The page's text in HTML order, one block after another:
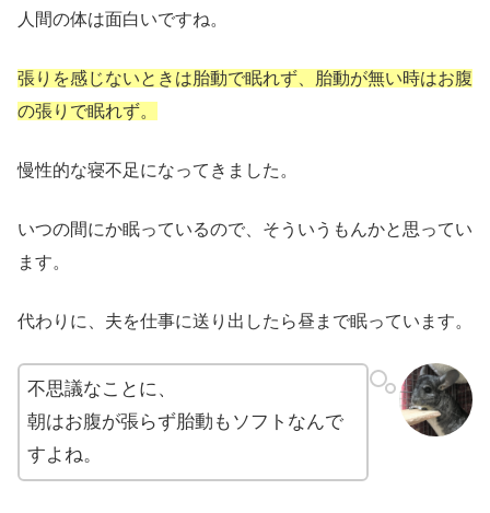
人間の体は面白いですね。
張りを感じないときは胎動で眠れず、胎動が無い時はお腹
の張りで眠れず。
慢性的な寝不足になってきました。
いつの間にか眠っているので、そういうもんかと思ってい
ます。
代わりに、夫を仕事に送り出したら昼まで眠っています。
不思議なことに、
朝はお腹が張らず胎動もソフトなんで
すよね。